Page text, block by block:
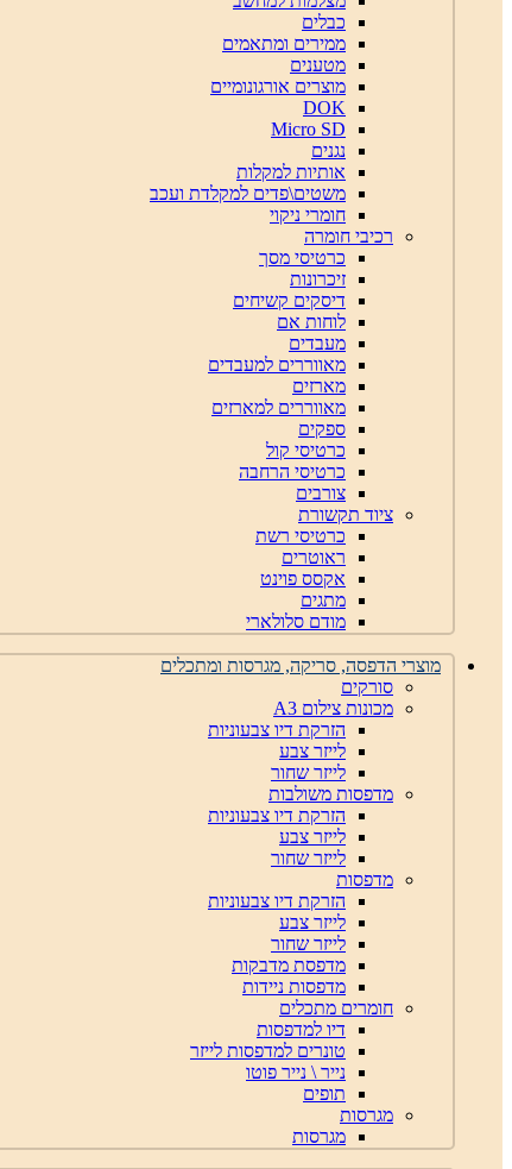
כבלים
ממירים ומתאמים
מטענים
מוצרים אורגונומיים
DOK
Micro SD
נגנים
אותיות למקלות
משטים\פדים למקלדת ועכב
חומרי ניקוי
רכיבי חומרה
כרטיסי מסך
זיכרונות
דיסקים קשיחים
לוחות אם
מעבדים
מאווררים למעבדים
מארזים
מאווררים למארזים
ספקים
כרטיסי קול
כרטיסי הרחבה
צורבים
ציוד תקשורת
כרטיסי רשת
ראוטרים
אקסס פוינט
מתגים
מודם סלולארי
מוצרי הדפסה, סריקה, מגרסות ומתכלים
סורקים
מכונות צילום A3
הזרקת דיו צבעוניות
לייזר צבע
לייזר שחור
מדפסות משולבות
הזרקת דיו צבעוניות
לייזר צבע
לייזר שחור
מדפסות
הזרקת דיו צבעוניות
לייזר צבע
לייזר שחור
מדפסת מדבקות
מדפסות ניידות
חומרים מתכלים
דיו למדפסות
טונרים למדפסות לייזר
נייר \ נייר פוטו
תופים
מגרסות
מגרסות